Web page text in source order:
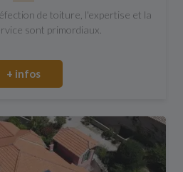
de toiture, l'expertise et la
sont primordiaux.
+ infos